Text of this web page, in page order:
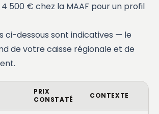
500 € chez la MAAF pour un profil
ci-dessous sont indicatives — le
de votre caisse régionale et de
PRIX
CONSTATÉ
CONTEXTE